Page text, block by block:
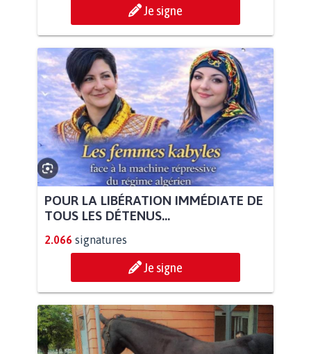
Je signe
POUR LA LIBÉRATION IMMÉDIATE DE
TOUS LES DÉTENUS...
2.066 signatures
Je signe